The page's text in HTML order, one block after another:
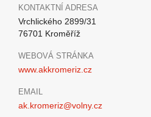
KONTAKTNÍ ADRESA
Vrchlického 2899/31
76701 Kroměříž
WEBOVÁ STRÁNKA
www.akkromeriz.cz
EMAIL
ak.kromeriz@volny.cz